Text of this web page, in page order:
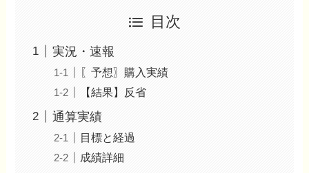
目次
実況・速報
〖予想〗購入実績
【結果】反省
通算実績
目標と経過
成績詳細